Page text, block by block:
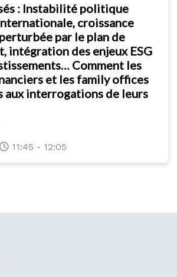
: Instabilité politique
croissance
par le plan de
intégration des enjeux ESG
Comment les
et les family offices
aux interrogations de leurs
11:45 - 12:05